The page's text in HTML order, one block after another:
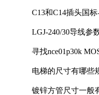
C13和C14插头国
LGJ-240/30导线参
寻找nce01p30k
电梯的尺寸有哪些
镀锌方管尺寸一般